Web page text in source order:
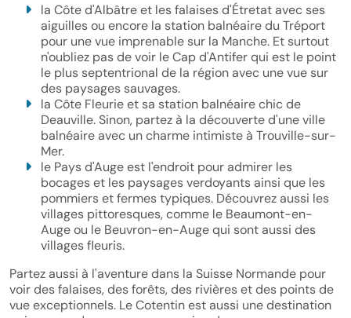
la Côte d'Albâtre et les falaises d'Étretat avec ses
aiguilles ou encore la station balnéaire du Tréport
pour une vue imprenable sur la Manche. Et surtout
n'oubliez pas de voir le Cap d'Antifer qui est le point
le plus septentrional de la région avec une vue sur
des paysages sauvages.
la Côte Fleurie et sa station balnéaire chic de
Deauville. Sinon, partez à la découverte d'une ville
balnéaire avec un charme intimiste à Trouville-sur-
Mer.
le Pays d'Auge est l'endroit pour admirer les
bocages et les paysages verdoyants ainsi que les
pommiers et fermes typiques. Découvrez aussi les
villages pittoresques, comme le Beaumont-en-
Auge ou le Beuvron-en-Auge qui sont aussi des
villages fleuris.
Partez aussi à l'aventure dans la Suisse Normande pour
voir des falaises, des forêts, des rivières et des points de
vue exceptionnels. Le Cotentin est aussi une destination